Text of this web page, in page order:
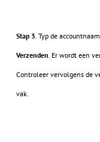
Stap 3. Typ de
Verzenden. Er wordt een
Controleer vervolgens de
vak.